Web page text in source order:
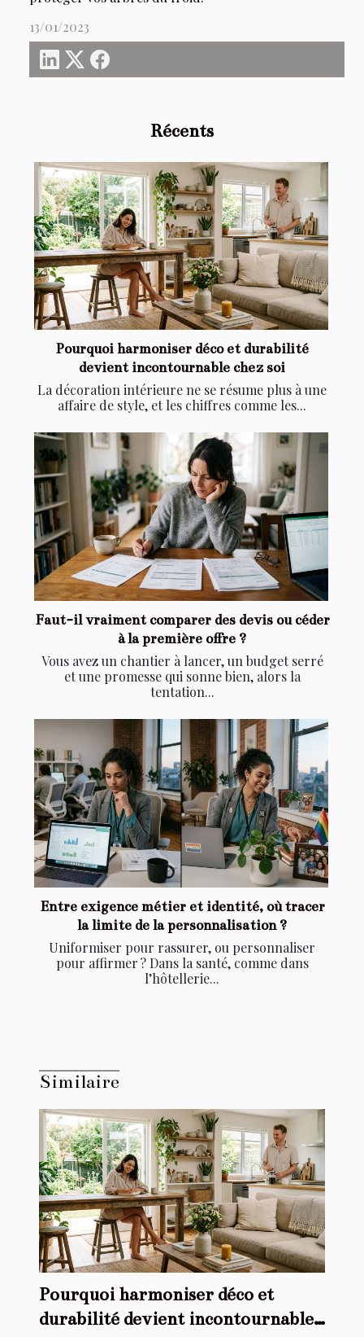
Récents
Pourquoi harmoniser déco et durabilité
devient incontournable chez soi
La décoration intérieure ne se résume plus à une
affaire de style, et les chiffres comme les...
Faut-il vraiment comparer des devis ou céder
à la première offre ?
Vous avez un chantier à lancer, un budget serré
et une promesse qui sonne bien, alors la
tentation...
Entre exigence métier et identité, où tracer
la limite de la personnalisation ?
Uniformiser pour rassurer, ou personnaliser
pour affirmer ? Dans la santé, comme dans
l’hôtellerie...
13/01/2023
Similaire
Pourquoi harmoniser déco et
durabilité devient incontournable